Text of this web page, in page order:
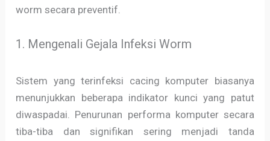
worm secara preventif.
1. Mengenali Gejala Infeksi Worm
Sistem yang terinfeksi cacing komputer biasanya
menunjukkan beberapa indikator kunci yang patut
diwaspadai. Penurunan performa komputer secara
tiba-tiba dan signifikan sering menjadi tanda